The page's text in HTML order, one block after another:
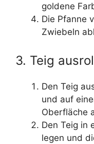
goldene
Die Pfanne
Zwiebeln
3. Teig
Den Teig
und auf
Oberfläche
Den Teig in
legen und